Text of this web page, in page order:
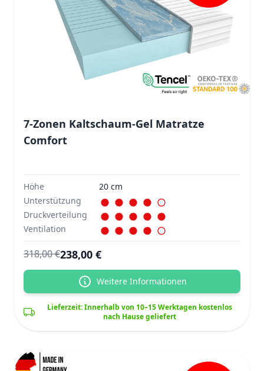
7-Zonen Kaltschaum-Gel Matratze
Comfort
Höhe
20 cm
Unterstützung
Druckverteilung
Ventilation
238,00 €
318,00 €
Weitere Informationen
Lieferzeit: Innerhalb von 10–15 Werktagen kostenlos
nach Hause geliefert